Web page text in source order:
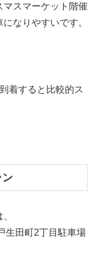
スマーケット階催
なりやすいです。
着すると比較的ス
ン
生田町2丁目駐車場